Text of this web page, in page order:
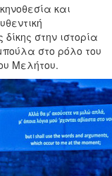
και
στην ιστορία
στο ρόλο του
Μελήτου.